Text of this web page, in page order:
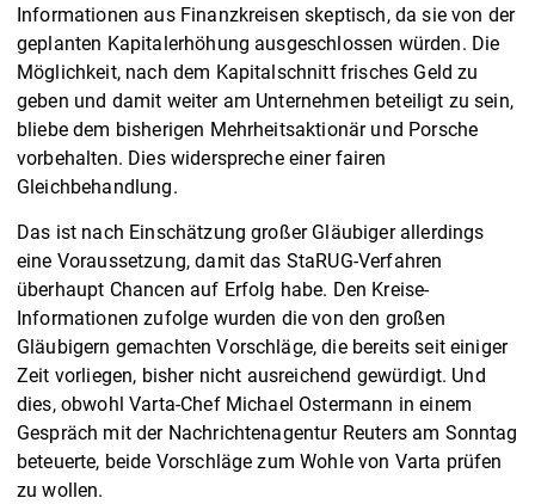
Informationen aus Finanzkreisen skeptisch, da sie von der
geplanten Kapitalerhöhung ausgeschlossen würden. Die
Möglichkeit, nach dem Kapitalschnitt frisches Geld zu
geben und damit weiter am Unternehmen beteiligt zu sein,
bliebe dem bisherigen Mehrheitsaktionär und Porsche
vorbehalten. Dies widerspreche einer fairen
Gleichbehandlung.
Das ist nach Einschätzung großer Gläubiger allerdings
eine Voraussetzung, damit das StaRUG-Verfahren
überhaupt Chancen auf Erfolg habe. Den Kreise-
Informationen zufolge wurden die von den großen
Gläubigern gemachten Vorschläge, die bereits seit einiger
Zeit vorliegen, bisher nicht ausreichend gewürdigt. Und
dies, obwohl Varta-Chef Michael Ostermann in einem
Gespräch mit der Nachrichtenagentur Reuters am Sonntag
beteuerte, beide Vorschläge zum Wohle von Varta prüfen
zu wollen.